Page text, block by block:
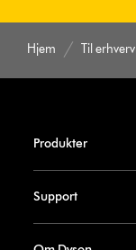
Hjem Til erhverv
Produkter
Support